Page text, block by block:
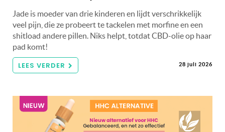
Jade is moeder van drie kinderen en lijdt verschrikkelijk
veel pijn, die ze probeert te tackelen met morfine en een
shitload andere pillen. Niks helpt, totdat CBD-olie op haar
pad komt!
LEES VERDER 28 juli 2026